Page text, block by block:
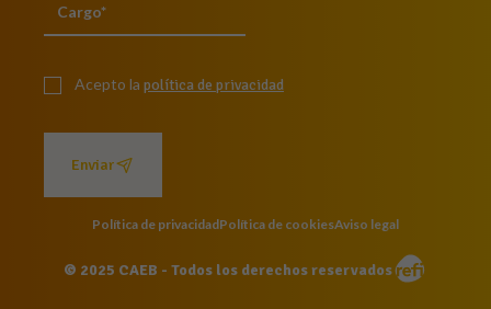
Acepto la política de privacidad
Enviar
Política de privacidadPolítica de cookiesAviso legal
© 2025 CAEB - Todos los derechos reservados